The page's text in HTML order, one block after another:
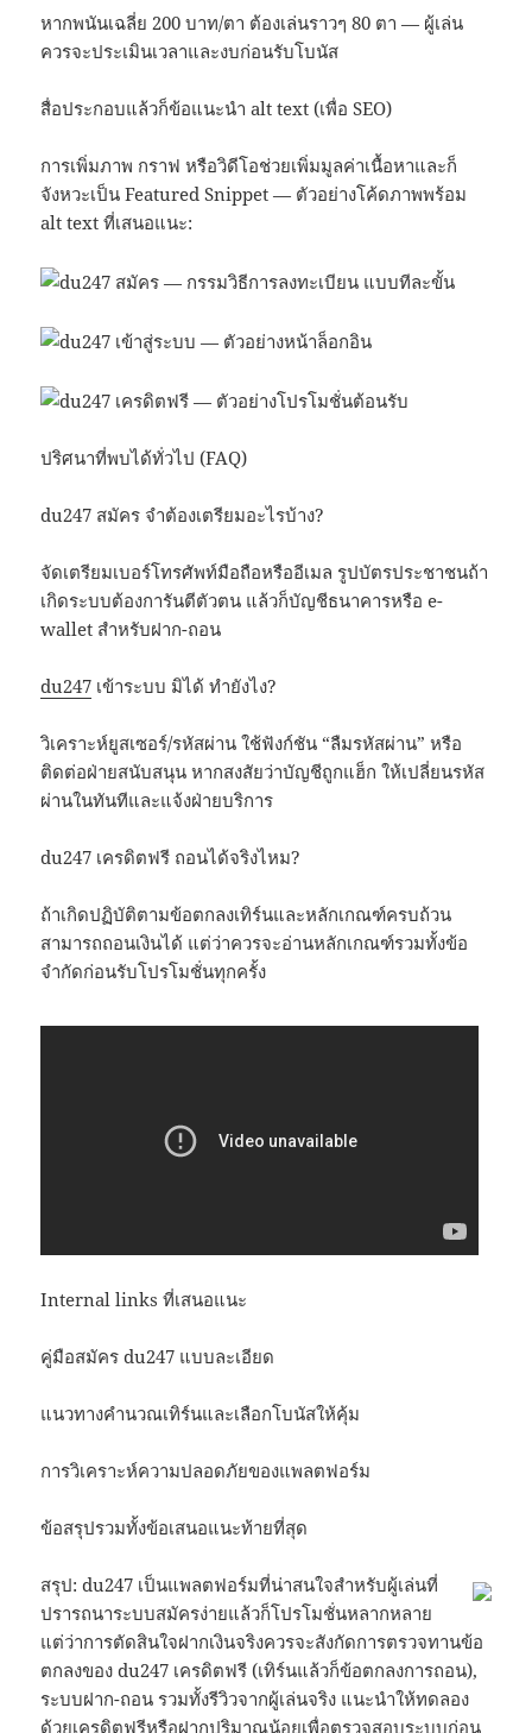
หากพนันเฉลี่ย 200 บาท/ตา ต้องเล่นราวๆ 80 ตา — ผู้เล่น
ควรจะประเมินเวลาและงบก่อนรับโบนัส
สื่อประกอบแล้วก็ข้อแนะนำ alt text (เพื่อ SEO)
การเพิ่มภาพ กราฟ หรือวิดีโอช่วยเพิ่มมูลค่าเนื้อหาและก็
จังหวะเป็น Featured Snippet — ตัวอย่างโค้ดภาพพร้อม
alt text ที่เสนอแนะ:
ปริศนาที่พบได้ทั่วไป (FAQ)
du247 สมัคร จำต้องเตรียมอะไรบ้าง?
จัดเตรียมเบอร์โทรศัพท์มือถือหรืออีเมล รูปบัตรประชาชนถ้า
เกิดระบบต้องการันตีตัวตน แล้วก็บัญชีธนาคารหรือ e-
wallet สำหรับฝาก-ถอน
du247 เข้าระบบ มิได้ ทำยังไง?
วิเคราะห์ยูสเซอร์/รหัสผ่าน ใช้ฟังก์ชัน “ลืมรหัสผ่าน” หรือ
ติดต่อฝ่ายสนับสนุน หากสงสัยว่าบัญชีถูกแฮ็ก ให้เปลี่ยนรหัส
ผ่านในทันทีและแจ้งฝ่ายบริการ
du247 เครดิตฟรี ถอนได้จริงไหม?
ถ้าเกิดปฏิบัติตามข้อตกลงเทิร์นและหลักเกณฑ์ครบถ้วน
สามารถถอนเงินได้ แต่ว่าควรจะอ่านหลักเกณฑ์รวมทั้งข้อ
จำกัดก่อนรับโปรโมชั่นทุกครั้ง
Internal links ที่เสนอแนะ
คู่มือสมัคร du247 แบบละเอียด
แนวทางคำนวณเทิร์นและเลือกโบนัสให้คุ้ม
การวิเคราะห์ความปลอดภัยของแพลตฟอร์ม
ข้อสรุปรวมทั้งข้อเสนอแนะท้ายที่สุด
สรุป: du247 เป็นแพลตฟอร์มที่น่าสนใจสำหรับผู้เล่นที่
ปรารถนาระบบสมัครง่ายแล้วก็โปรโมชั่นหลากหลาย
แต่ว่าการตัดสินใจฝากเงินจริงควรจะสังกัดการตรวจทานข้อ
ตกลงของ du247 เครดิตฟรี (เทิร์นแล้วก็ข้อตกลงการถอน),
ระบบฝาก-ถอน รวมทั้งรีวิวจากผู้เล่นจริง แนะนำให้ทดลอง
ด้วยเครดิตฟรีหรือฝากปริมาณน้อยเพื่อตรวจสอบระบบก่อน